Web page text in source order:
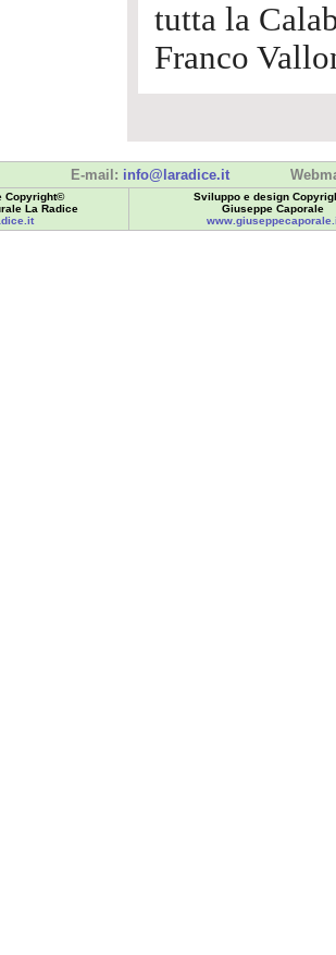
tutta la
Franco
E-mail: info@laradice.it
Copyright©
La Radice
Sviluppo e design
Giuseppe Caporale